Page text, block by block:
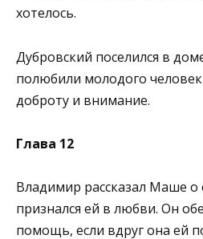
хотелось.
Дубровский поселился в
полюбили молодого
доброту и внимание.
Глава 12
Владимир рассказал Маше о
признался ей в любви. Он
помощь, если вдруг она ей